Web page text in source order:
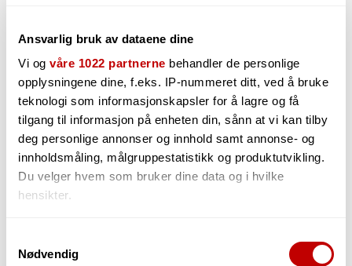
Ansvarlig bruk av dataene dine
Vi og våre 1022 partnerne behandler de personlige
opplysningene dine, f.eks. IP-nummeret ditt, ved å bruke
teknologi som informasjonskapsler for å lagre og få
tilgang til informasjon på enheten din, sånn at vi kan tilby
deg personlige annonser og innhold samt annonse- og
innholdsmåling, målgruppestatistikk og produktutvikling.
Du velger hvem som bruker dine data og i hvilke
hensikter.
Innhente informasjon om den geografiske
Nødvendig
7 249,-